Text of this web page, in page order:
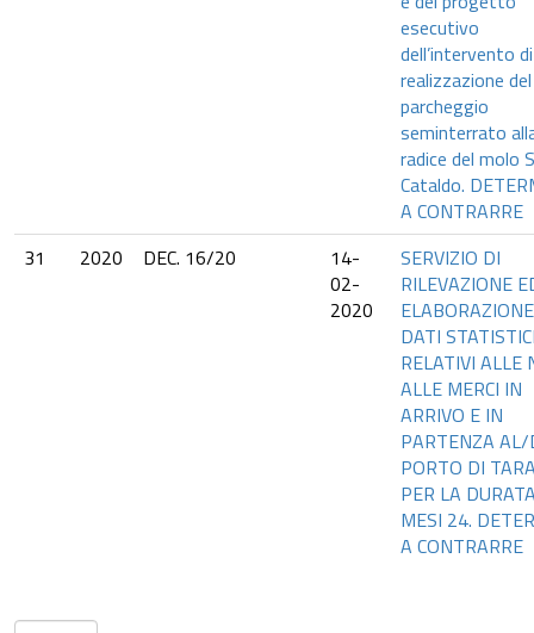
esecutivo
dell’intervento di
realizzazione del
parcheggio
seminterrato
radice del molo
Cataldo.
A CONTRARRE
31
2020 DEC. 16/20
14-
02-
2020
SERVIZIO DI
RILEVAZIONE
DATI
RELATIVI ALLE
ALLE MERCI IN
ARRIVO E IN
PARTENZA
PORTO DI
PER LA
MESI 24.
A CONTRARRE